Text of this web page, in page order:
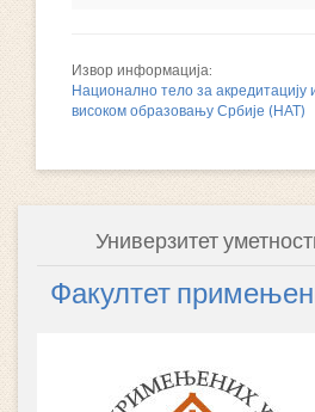
Извор информација:
Национално тело за акредитацију
високом образовању Србије (НАТ)
Универзитет
Факултет